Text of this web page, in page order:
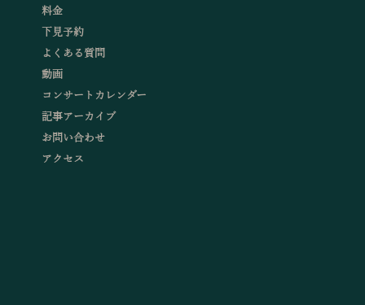
料金
下見予約
よくある質問
動画
コンサートカレンダー
記事アーカイブ
お問い合わせ
アクセス